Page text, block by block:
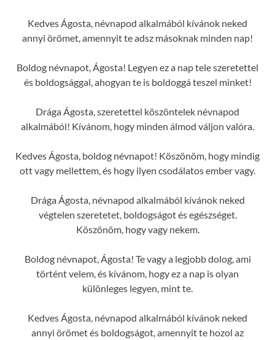
Kedves Ágosta, névnapod alkalmából kívánok neked
annyi örömet, amennyit te adsz másoknak minden nap!
Boldog névnapot, Ágosta! Legyen ez a nap tele szeretettel
és boldogsággal, ahogyan te is boldoggá teszel minket!
Drága Ágosta, szeretettel köszöntelek névnapod
alkalmából! Kívánom, hogy minden álmod váljon valóra.
Kedves Ágosta, boldog névnapot! Köszönöm, hogy mindig
ott vagy mellettem, és hogy ilyen csodálatos ember vagy.
Drága Ágosta, névnapod alkalmából kívánok neked
végtelen szeretetet, boldogságot és egészséget.
Köszönöm, hogy vagy nekem.
Boldog névnapot, Ágosta! Te vagy a legjobb dolog, ami
történt velem, és kívánom, hogy ez a nap is olyan
különleges legyen, mint te.
Kedves Ágosta, névnapod alkalmából kívánok neked
annyi örömet és boldogságot, amennyit te hozol az